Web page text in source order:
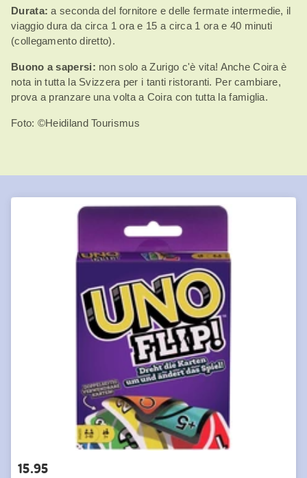
Durata:a seconda del fornitore e delle fermate intermedie, il
viaggio dura da circa 1 ora e 15 a circa 1 ora e 40 minuti
(collegamento diretto).
Buono a sapersi: non solo a Zurigo c'è vita! Anche Coira è
nota in tutta la Svizzera per i tanti ristoranti. Per cambiare,
prova a pranzare una volta a Coira con tutta la famiglia.
Foto: ©Heidiland Tourismus
15.95